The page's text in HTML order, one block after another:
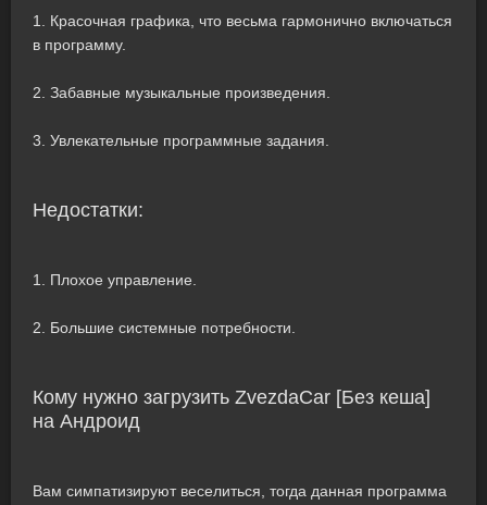
1. Красочная графика, что весьма гармонично включаться
в программу.
2. Забавные музыкальные произведения.
3. Увлекательные программные задания.
Недостатки:
1. Плохое управление.
2. Большие системные потребности.
Кому нужно загрузить ZvezdaCar [Без кеша]
на Андроид
Вам симпатизируют веселиться, тогда данная программа